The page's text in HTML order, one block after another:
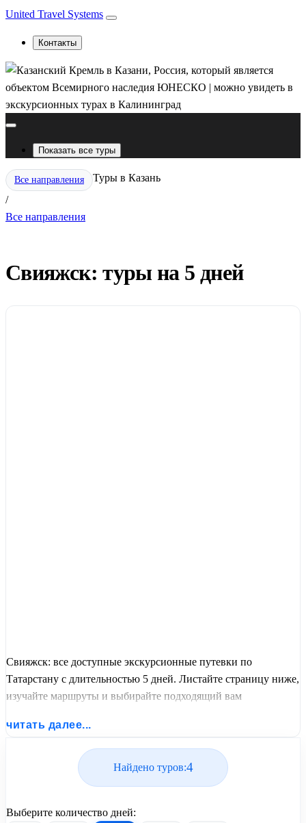
United Travel Systems
Контакты
Показать все туры
Все направления
/
Туры в Казань
Все направления
Свияжск: туры на 5 дней
Свияжск: все доступные экскурсионные путевки по
Татарстану с длительностью 5 дней. Листайте страницу ниже,
изучайте маршруты и выбирайте подходящий вам
United Travel Systems.
читать далее...
Найдено туров:4
Выберите количество дней: